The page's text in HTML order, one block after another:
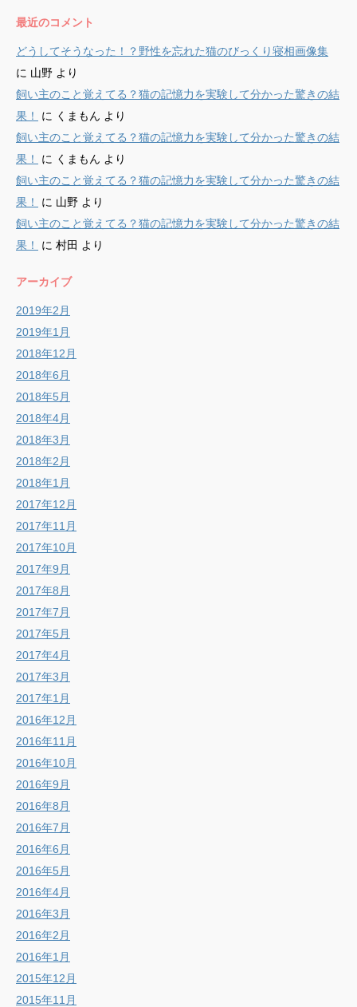
最近のコメント
どうしてそうなった！？野性を忘れた猫のびっくり寝相画像集
に 山野 より
飼い主のこと覚えてる？猫の記憶力を実験して分かった驚きの結
果！
に くまもん より
飼い主のこと覚えてる？猫の記憶力を実験して分かった驚きの結
果！
に くまもん より
飼い主のこと覚えてる？猫の記憶力を実験して分かった驚きの結
果！
に 山野 より
飼い主のこと覚えてる？猫の記憶力を実験して分かった驚きの結
果！
に 村田 より
アーカイブ
2019年2月
2019年1月
2018年12月
2018年6月
2018年5月
2018年4月
2018年3月
2018年2月
2018年1月
2017年12月
2017年11月
2017年10月
2017年9月
2017年8月
2017年7月
2017年5月
2017年4月
2017年3月
2017年1月
2016年12月
2016年11月
2016年10月
2016年9月
2016年8月
2016年7月
2016年6月
2016年5月
2016年4月
2016年3月
2016年2月
2016年1月
2015年12月
2015年11月